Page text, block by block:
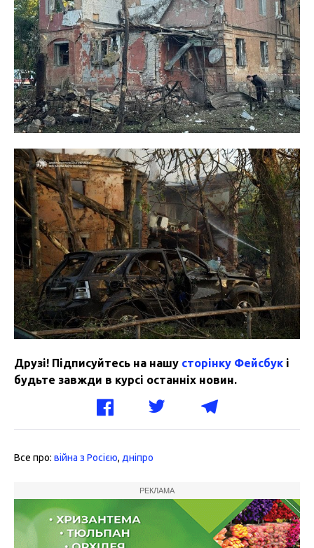
Друзі! Підписуйтесь на нашу сторінку Фейсбук і
будьте завжди в курсі останніх новин.
Все про: війна з Росією, дніпро
РЕКЛАМА